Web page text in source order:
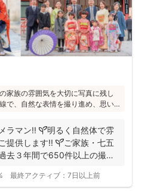
家族の雰囲気を大切に写真に残し
で、自然な表情を撮り進め、思い
とのことで、ご検討の方はぜひお
ラマン!! 🌱明るく自然体で雰
提供します!! 🌱ご家族・七五
去３年間で650件以上の撮影
最終アクティブ： 7日以上前